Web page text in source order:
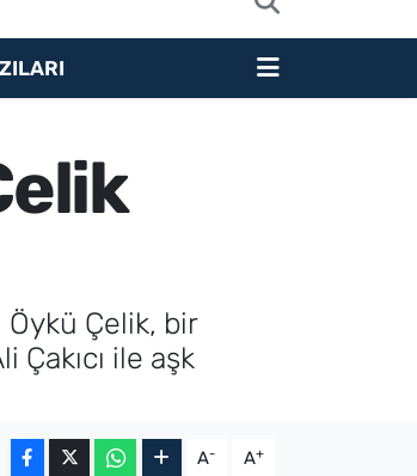
Öykü Çelik, bir
Çakıcı ile aşk
A- A+